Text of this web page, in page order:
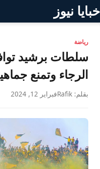
خبايا نيوز
رياضة
سلطات برشيد
الرجاء وتمنع
بقلم: Rafik فبراير 12, 2024